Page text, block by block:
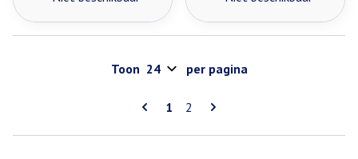
Pagina's
U lees momenteel pagina
1 Pagina
2
Toon per pagina